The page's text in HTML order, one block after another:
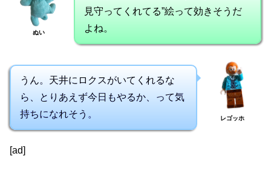
ぬい
見守ってくれてる”絵って効きそうだ
よね。
うん。天井にロクスがいてくれるな
ら、とりあえず今日もやるか、って気
持ちになれそう。
レゴッホ
[ad]